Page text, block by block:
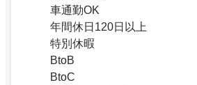
車通勤OK
年間休日120日以上
特別休暇
BtoB
BtoC